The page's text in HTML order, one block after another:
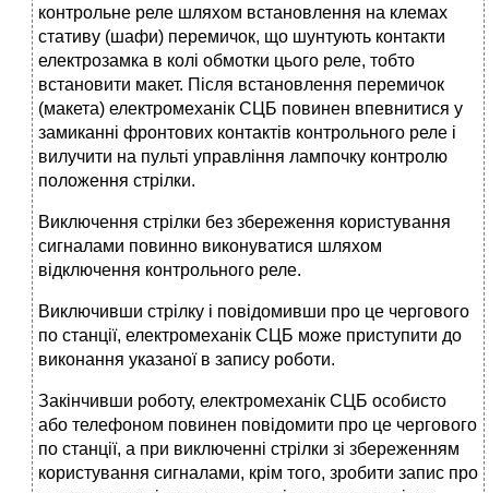
контрольне реле шляхом встановлення на клемах
стативу (шафи) перемичок, що шунтують контакти
електрозамка в колі обмотки цього реле, тобто
встановити макет. Після встановлення перемичок
(макета) електромеханік СЦБ повинен впевнитися у
замиканні фронтових контактів контрольного реле і
вилучити на пульті управління лампочку контролю
положення стрілки.
Виключення стрілки без збереження користування
сигналами повинно виконуватися шляхом
відключення контрольного реле.
Виключивши стрілку і повідомивши про це чергового
по станції, електромеханік СЦБ може приступити до
виконання указаної в запису роботи.
Закінчивши роботу, електромеханік СЦБ особисто
або телефоном повинен повідомити про це чергового
по станції, а при виключенні стрілки зі збереженням
користування сигналами, крім того, зробити запис про